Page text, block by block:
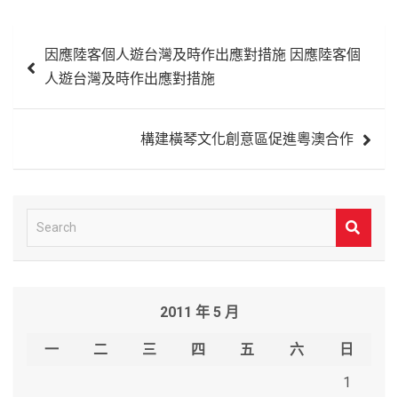
章
因應陸客個人遊台灣及時作出應對措施 因應陸客個
人遊台灣及時作出應對措施
構建橫琴文化創意區促進粵澳合作
e
2011 年 5 月
一 二 三 四 五 六
日
1